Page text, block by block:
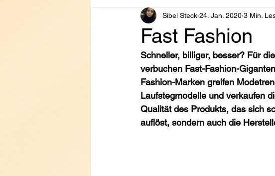
Fast Fashion
Sibel Steck 24. Jan. 2020 3 Min.
Schneller, billiger, besser? Für
verbuchen Fast-Fashion-
Fashion-Marken greifen
Laufstegmodelle und verkaufen
Qualität des Produkts, das sich
auflöst, sondern auch die